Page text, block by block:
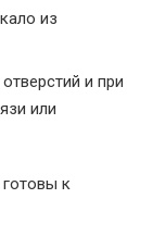
из
и при
или
к